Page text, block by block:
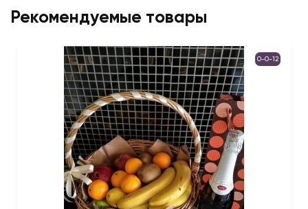
Рекомендуемые товары
0-0-12